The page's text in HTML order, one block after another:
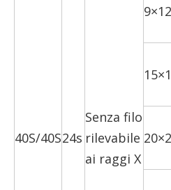
40S/40S24s
Senza filo
rilevabile
ai raggi X
9×12